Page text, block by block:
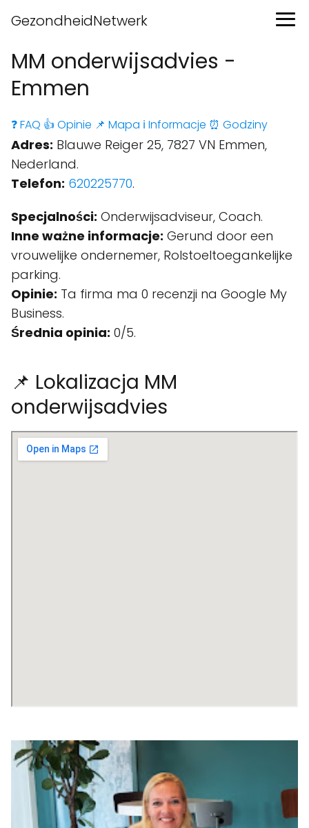
GezondheidNetwerk
MM onderwijsadvies -
Emmen
❓ FAQ 👍 Opinie 📌 Mapa ℹ️ Informacje ⏰ Godziny
Adres: Blauwe Reiger 25, 7827 VN Emmen,
Nederland.
Telefon: 620225770.
Specjalności: Onderwijsadviseur, Coach.
Inne ważne informacje: Gerund door een
vrouwelijke ondernemer, Rolstoeltoegankelijke
parking.
Opinie: Ta firma ma 0 recenzji na Google My
Business.
Średnia opinia: 0/5.
📌 Lokalizacja MM
onderwijsadvies